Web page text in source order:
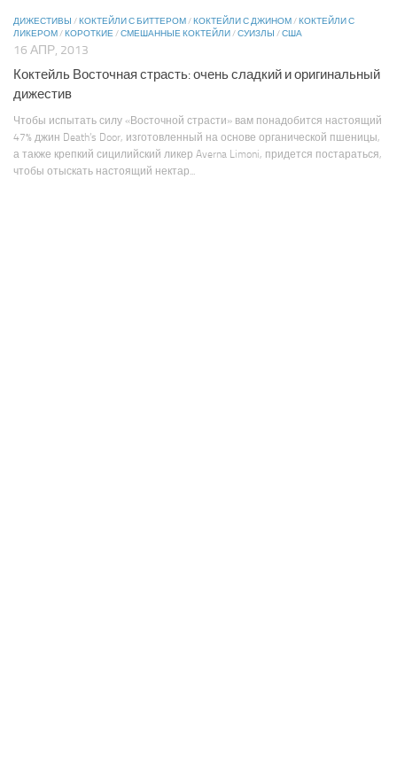
ДИЖЕСТИВЫ /КОКТЕЙЛИ С БИТТЕРОМ/КОКТЕЙЛИ С ДЖИНОМ/КОКТЕЙЛИ С
ЛИКЕРОМ/КОРОТКИЕ/СМЕШАННЫЕ КОКТЕЙЛИ/СУИЗЛЫ /США
16 АПР, 2013
Коктейль Восточная страсть: очень сладкий и оригинальный
дижестив
Чтобы испытать силу «Восточной страсти» вам понадобится настоящий
47% джин Death’s Door, изготовленный на основе органической пшеницы,
а также крепкий сицилийский ликер Averna Limoni, придется постараться,
чтобы отыскать настоящий нектар...